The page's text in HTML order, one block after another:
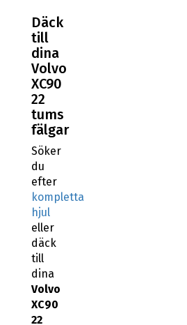
Däck
till
dina
Volvo
XC90
22
tums
fälgar
Söker
du
efter
kompletta
hjul
eller
däck
till
dina
Volvo
XC90
22